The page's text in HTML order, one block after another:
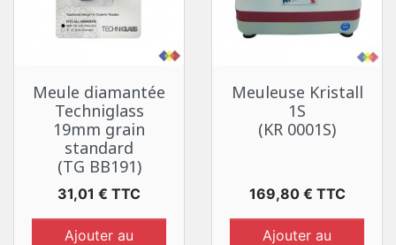
Meule diamantée
Techniglass
19mm grain
standard
(TG BB191)
Prix
31,01 € TTC
Ajouter au
Meuleuse Kristall
1S
(KR 0001S)
Prix
169,80 € TTC
Ajouter au